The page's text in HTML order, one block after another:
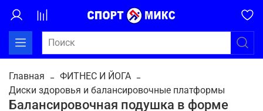
Главная
ФИТНЕС И ЙОГА
Диски здоровья и балансировочные платформы
Балансировочная подушка в форме